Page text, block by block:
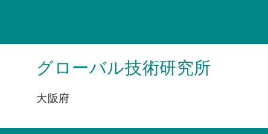
グローバル技術研究所
大阪府